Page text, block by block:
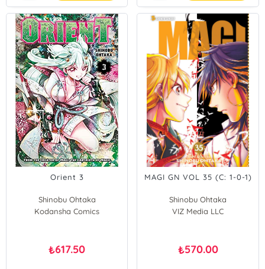
Orient 3
Shinobu Ohtaka
Kodansha Comics
₺617.50
MAGI GN VOL 35 (C: 1-0-1)
Shinobu Ohtaka
VIZ Media LLC
₺570.00